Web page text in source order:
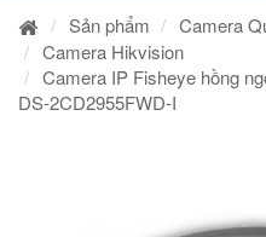
Sản phẩm Camera
Camera Hikvision
Camera IP Fisheye hồng
DS-2CD2955FWD-I